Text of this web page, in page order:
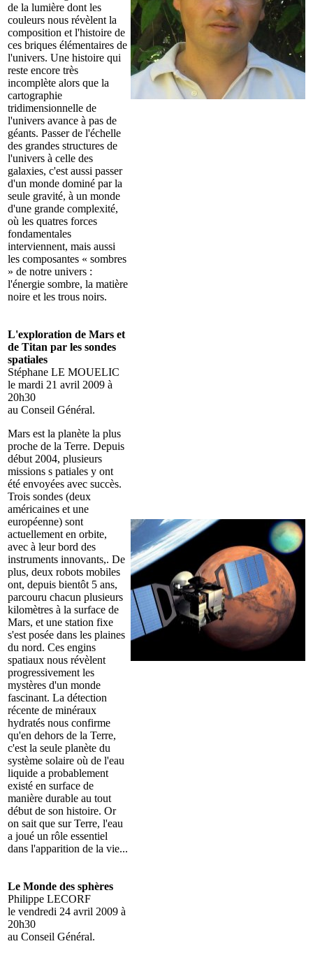
de la lumière dont les
couleurs nous révèlent la
composition et l'histoire de
ces briques élémentaires de
l'univers. Une histoire qui
reste encore très
incomplète alors que la
cartographie
tridimensionnelle de
l'univers avance à pas de
géants. Passer de l'échelle
des grandes structures de
l'univers à celle des
galaxies, c'est aussi passer
d'un monde dominé par la
seule gravité, à un monde
d'une grande complexité,
où les quatres forces
fondamentales
interviennent, mais aussi
les composantes « sombres
» de notre univers :
l'énergie sombre, la matière
noire et les trous noirs.
L'exploration de Mars et
de Titan par les sondes
spatiales
Stéphane LE MOUELIC
le mardi 21 avril 2009 à
20h30
au Conseil Général.
Mars est la planète la plus
proche de la Terre. Depuis
début 2004, plusieurs
missions s patiales y ont
été envoyées avec succès.
Trois sondes (deux
américaines et une
européenne) sont
actuellement en orbite,
avec à leur bord des
instruments innovants,. De
plus, deux robots mobiles
ont, depuis bientôt 5 ans,
parcouru chacun plusieurs
kilomètres à la surface de
Mars, et une station fixe
s'est posée dans les plaines
du nord. Ces engins
spatiaux nous révèlent
progressivement les
mystères d'un monde
fascinant. La détection
récente de minéraux
hydratés nous confirme
qu'en dehors de la Terre,
c'est la seule planète du
système solaire où de l'eau
liquide a probablement
existé en surface de
manière durable au tout
début de son histoire. Or
on sait que sur Terre, l'eau
a joué un rôle essentiel
dans l'apparition de la vie...
Le Monde des sphères
Philippe LECORF
le vendredi 24 avril 2009 à
20h30
au Conseil Général.